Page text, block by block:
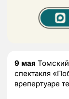
9 мая
спектакля
врепертуаре